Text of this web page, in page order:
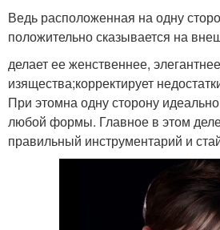
Ведь расположенная на одну
положительно сказывается на
делает ее женственнее,
изящества;корректирует
При этомна одну сторону
любой формы. Главное в этом
правильный инструментарий и